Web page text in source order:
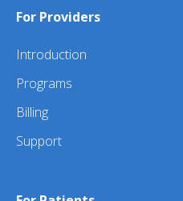
For Providers
Introduction
Programs
Billing
Support